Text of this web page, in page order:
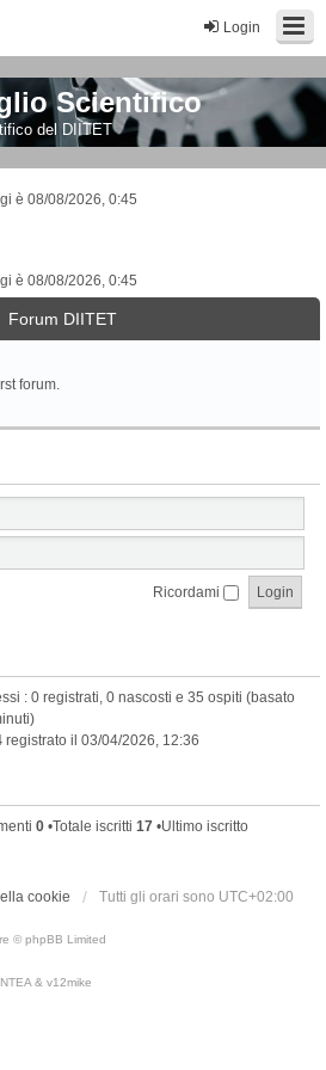
Login
Scientifico
del DIITET
è 08/08/2026, 0:45
è 08/08/2026, 0:45
Forum DIITET
forum.
Ricordami
: 0 registrati, 0 nascosti e 35 ospiti (basato
registrato il 03/04/2026, 12:36
0 •Totale iscritti 17 •Ultimo iscritto
cookie Tutti gli orari sono UTC+02:00
© phpBB Limited
& v12mike